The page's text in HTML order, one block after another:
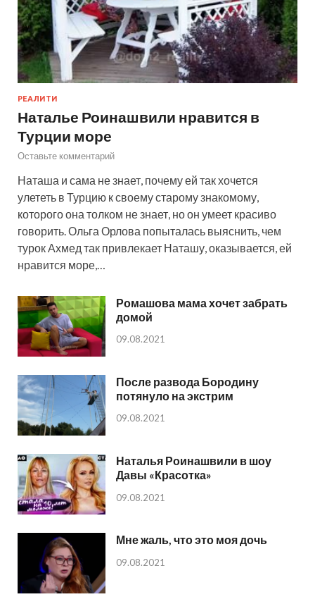
РЕАЛИТИ
Наталье Роинашвили нравится в
Турции море
Оставьте комментарий
Наташа и сама не знает, почему ей так хочется
улететь в Турцию к своему старому знакомому,
которого она толком не знает, но он умеет красиво
говорить. Ольга Орлова попыталась выяснить, чем
турок Ахмед так привлекает Наташу, оказывается, ей
нравится море,…
Ромашова мама хочет забрать
домой
09.08.2021
После развода Бородину
потянуло на экстрим
09.08.2021
Наталья Роинашвили в шоу
Давы «Красотка»
09.08.2021
Мне жаль, что это моя дочь
09.08.2021